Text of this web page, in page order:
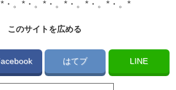
・。*・。*・。*・。*・。*・。*
このサイトを広める
はてブ LINE